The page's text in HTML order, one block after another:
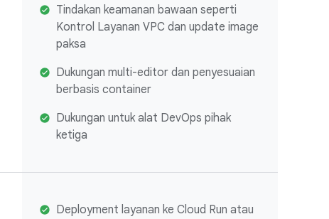
Tindakan keamanan bawaan seperti
Kontrol Layanan VPC dan update image
paksa
Dukungan multi-editor dan penyesuaian
berbasis container
Dukungan untuk alat DevOps pihak
ketiga
Deployment layanan ke Cloud Run atau